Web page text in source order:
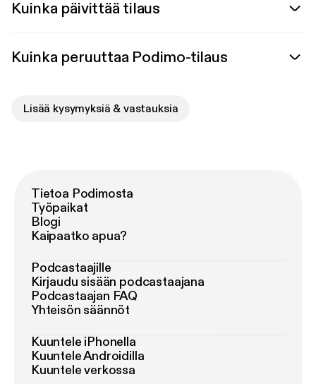
Kuinka päivittää tilaus
Kuinka peruuttaa Podimo-tilaus
Lisää kysymyksiä & vastauksia
Tietoa Podimosta
Työpaikat
Blogi
Kaipaatko apua?
Podcastaajille
Kirjaudu sisään podcastaajana
Podcastaajan FAQ
Yhteisön säännöt
Kuuntele iPhonella
Kuuntele Androidilla
Kuuntele verkossa